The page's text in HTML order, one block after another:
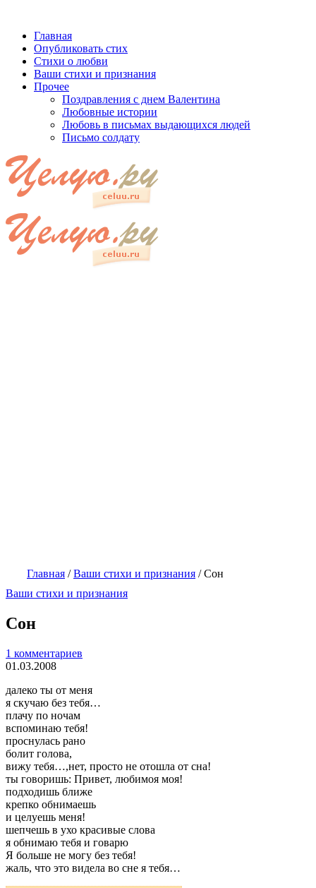
Главная
Опубликовать стих
Стихи о любви
Ваши стихи и признания
Прочее
Поздравления с днем Валентина
Любовные истории
Любовь в письмах выдающихся людей
Письмо солдату
Главная /Ваши стихи и признания /Сон
Ваши стихи и признания
Сон
1 комментариев
01.03.2008
далеко ты от меня
я скучаю без тебя…
плачу по ночам
вспоминаю тебя!
проснулась рано
болит голова,
вижу тебя…,нет, просто не отошла от сна!
ты говоришь: Привет, любимоя моя!
подходишь ближе
крепко обнимаешь
и целуешь меня!
шепчешь в ухо красивые слова
я обнимаю тебя и говарю
Я больше не могу без тебя!
жаль, что это видела во сне я тебя…